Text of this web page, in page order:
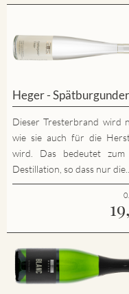
Heger -
Dieser Tresterbrand wird
wie sie auch für die
wird. Das bedeutet zum
Destillation, so dass nur die...